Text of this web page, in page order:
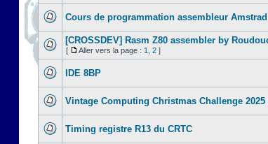
Cours de programmation assembleur
[CROSSDEV] Rasm Z80 assembler by
[ Aller vers la page : 1 2 ]
IDE 8BP
Vintage Computing Christmas Challenge 2025
Timing registre R13 du CRTC